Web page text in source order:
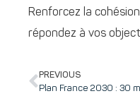
Renforcez la
répondez à vos
PREVIOUS